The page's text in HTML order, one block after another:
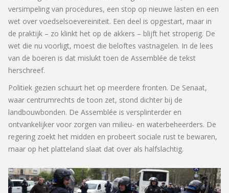
versimpeling van procedures, een stop op nieuwe lasten en een
wet over voedselsoevereiniteit. Een deel is opgestart, maar in
de praktijk – zo klinkt het op de akkers – blijft het stroperig. De
wet die nu voorligt, moest die beloftes vastnagelen. In de lees
van de boeren is dat mislukt toen de Assemblée de tekst
herschreef.
Politiek gezien schuurt het op meerdere fronten. De Senaat,
waar centrumrechts de toon zet, stond dichter bij de
landbouwbonden. De Assemblée is versplinterder en
ontvankelijker voor zorgen van milieu- en waterbeheerders. De
regering zoekt het midden en probeert sociale rust te bewaren,
maar op het platteland slaat dat over als halfslachtig.